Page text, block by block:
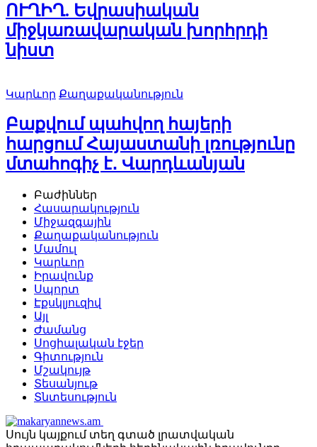
ՈՒՂԻՂ. Եվրասիական
միջկառավարական խորհրդի
նիստ
Կարևոր Քաղաքականություն
Բաքվում պահվող հայերի
հարցում Հայաստանի լռությունը
մտահոգիչ է․ Վարդևանյան
Բաժիններ
Հասարակություն
Միջազգային
Քաղաքականություն
Մամուլ
Կարևոր
Իրավունք
Սպորտ
Էքսկլյուզիվ
Այլ
Ժամանց
Սոցիալական էջեր
Գիտություն
Մշակույթ
Տեսանյութ
Տնտեսություն
Սույն կայքում տեղ գտած լրատվական